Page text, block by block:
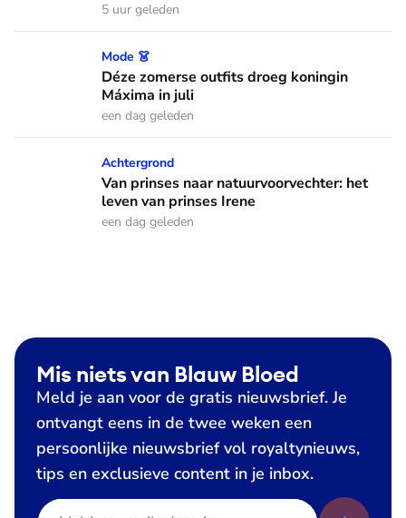
5 uur geleden
Déze zomerse outfits droeg koningin Máxima in juli
Mode 👗
Déze zomerse outfits droeg koningin
Máxima in juli
een dag geleden
Van prinses naar natuurvoorvechter: het leven van prinses
Achtergrond
Van prinses naar natuurvoorvechter: het
leven van prinses Irene
een dag geleden
Mis niets van Blauw Bloed
Meld je aan voor de gratis nieuwsbrief. Je
ontvangt eens in de twee weken een
persoonlijke nieuwsbrief vol royaltynieuws,
tips en exclusieve content in je inbox.
E-mailadres